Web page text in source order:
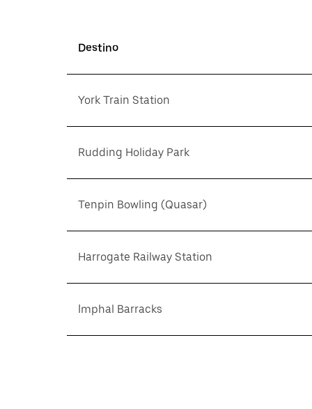
Destino
York Train Station
Rudding Holiday Park
Tenpin Bowling (Quasar)
Harrogate Railway Station
Imphal Barracks